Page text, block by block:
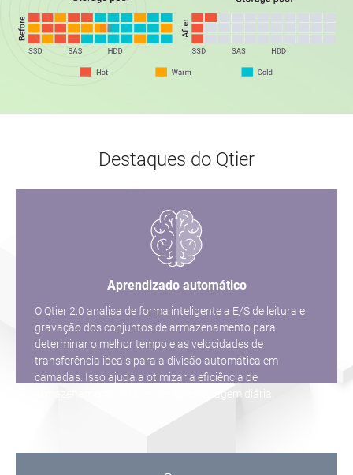
Destaques do Qtier
Aprendizado automático
O Qtier 2.0 analisa de forma inteligente a E/S de leitura e
gravação dos conjuntos de armazenamento para
determinar o melhor tempo e as velocidades de
transferência ideais para a divisão automática em
camadas. Isso ajuda a otimizar a eficiência de
armazenamento através de aprendizagem diária.